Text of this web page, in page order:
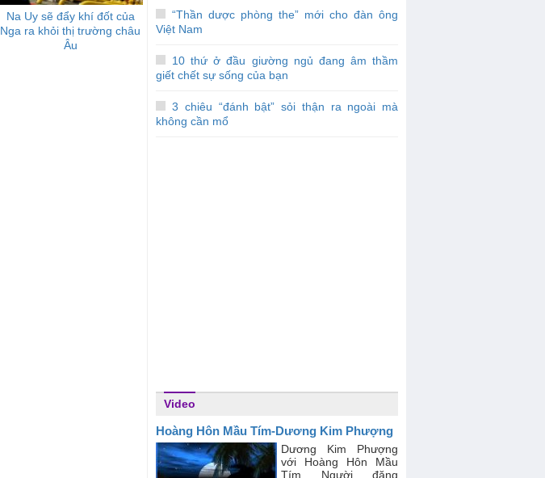
Na Uy sẽ đẩy khí đốt của
Nga ra khỏi thị trường châu
Âu
“Thần dược phòng the” mới cho đàn ông
Việt Nam
10 thứ ở đầu giường ngủ đang âm thầm
giết chết sự sống của bạn
3 chiêu “đánh bật” sỏi thận ra ngoài mà
không cần mổ
Video
Hoàng Hôn Mầu Tím-Dương Kim Phượng
Dương Kim Phượng
với Hoàng Hôn Mầu
Tím Người đăng